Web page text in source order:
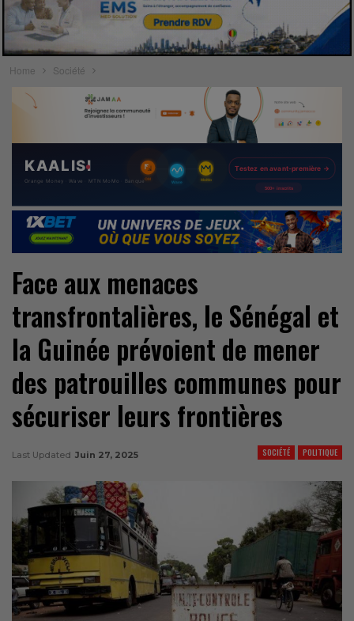
Home Société
Face aux menaces
transfrontalières, le Sénégal et
la Guinée prévoient de mener
des patrouilles communes pour
sécuriser leurs frontières
SOCIÉTÉ POLITIQUE
Last Updated Juin 27, 2025